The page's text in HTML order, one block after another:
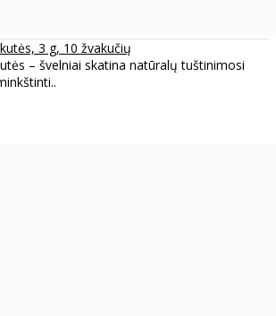
3 g, 10 žvakučių
– švelniai skatina natūralų tuštinimosi